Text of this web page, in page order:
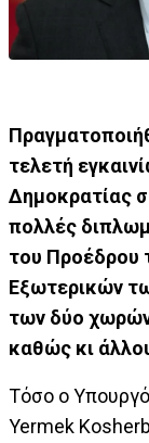
τελετή
Δημοκρατίας
πολλές
του Προέδρου
Εξωτερικών
των δύο χωρών
καθώς κι
Τόσο ο
Yermek